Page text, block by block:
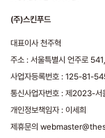
(주)스킨푸드
대표이사 천주혁
주소 : 서울특별시 언주로
사업자등록번호 : 125-81-
통신사업자번호 : 제2023-
개인정보책임자 : 이세희
제휴문의